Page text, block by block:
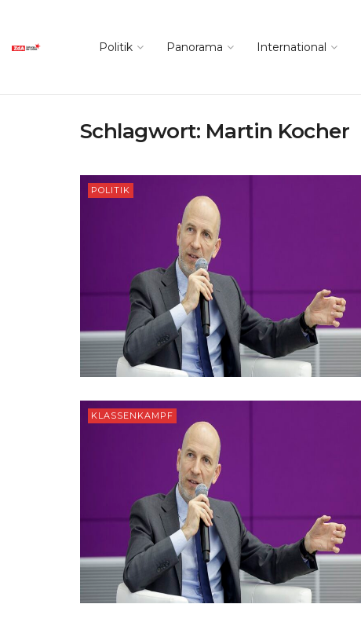
Politik Panorama International
Schlagwort: Martin Kocher
POLITIK
KLASSENKAMPF